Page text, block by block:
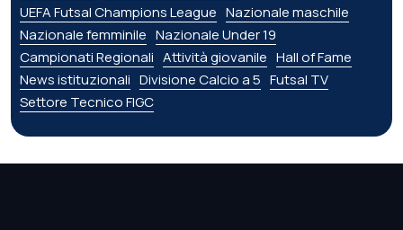
UEFA Futsal Champions League Nazionale maschile
Nazionale femminile Nazionale Under 19
Campionati Regionali Attività giovanile Hall of Fame
News istituzionali Divisione Calcio a 5 Futsal TV
Settore Tecnico FIGC